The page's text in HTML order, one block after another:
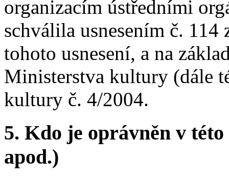
organizacím ústředními
schválila usnesením č.
tohoto usnesení, a na
Ministerstva kultury (dále
kultury č. 4/2004.
5. Kdo je oprávněn v
apod.)